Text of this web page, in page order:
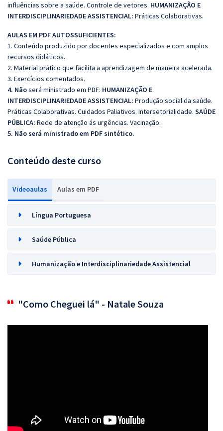
influências sobre a saúde. Controle de vetores. HUMANIZAÇÃO E
INTERDISCIPLINARIEDADE ASSISTENCIAL: Práticas Colaborativas.
AULAS EM PDF AUTOSSUFICIENTES:
1. Conteúdo produzido por docentes especializados e com amplos
recursos didáticos.
2. Material prático que facilita a aprendizagem de maneira acelerada.
3. Exercícios comentados.
4. Nãoserá ministrado em PDF: HUMANIZAÇÃO E
INTERDISCIPLINARIEDADE ASSISTENCIAL: Produção social da saúde.
Práticas Colaborativas. Cuidados Paliativos. Intersetorialidade. SAÚDE
PÚBLICA: Rede de atenção ás urgências. Vacinação.
5. Não será ministrado em PDF sintético.
Conteúdo deste curso
Videoaulas Aulas em PDF
Língua Portuguesa
Saúde Pública
Humanização e Interdisciplinariedade Assistencial
"Como Cheguei lá" - Natale Souza